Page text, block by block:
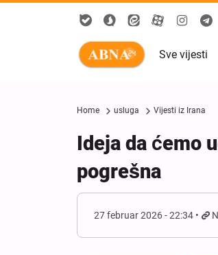
Sve vijesti
Home usluga Vijesti iz Irana
Ideja da ćemo
pogrešna
27 februar 2026 - 22:34